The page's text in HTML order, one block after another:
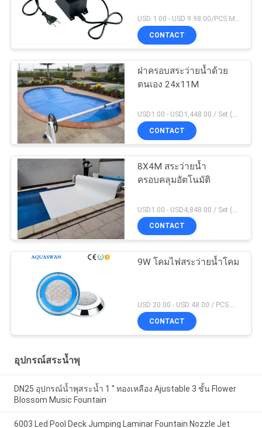
CONTACT
ฝาครอบสระว่ายน้ำด้วย
ตนเอง 24x11M
CONTACT
8X4M สระว่ายน้ำ
ครอบคลุมอัตโนมัติ
CONTACT
9W โคมไฟสระว่ายน้ำโคม
USD 20.00 - USD 48.00 / PCS MOQ:1 ชิ้น
CONTACT
อุปกรณ์สระน้ำพุ
DN25 อุปกรณ์น้ำพุสระน้ำ 1 '' ทองเหลือง Ajustable 3 ชั้น Flower
Blossom Music Fountain
6003 Led Pool Deck Jumping Laminar Fountain Nozzle Jet